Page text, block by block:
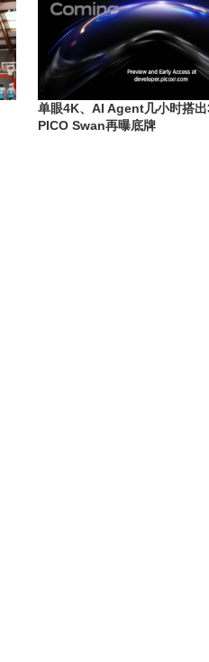
单眼4K、AI Agent几小时搭出
PICO Swan再曝底牌